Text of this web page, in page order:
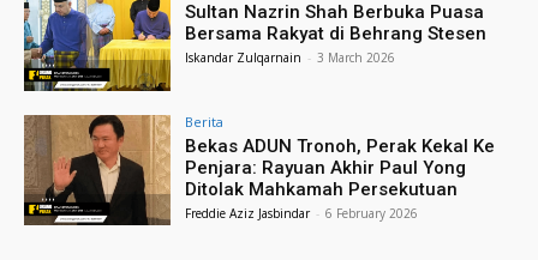
Sultan Nazrin Shah Berbuka Puasa
Bersama Rakyat di Behrang Stesen
Iskandar Zulqarnain - 3 March 2026
Berita
Bekas ADUN Tronoh, Perak Kekal Ke
Penjara: Rayuan Akhir Paul Yong
Ditolak Mahkamah Persekutuan
Freddie Aziz Jasbindar - 6 February 2026